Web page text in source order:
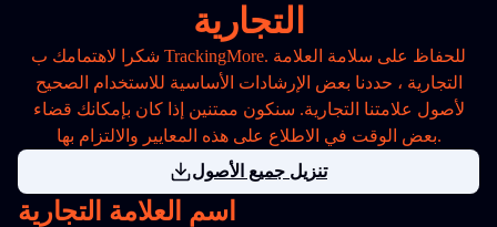
التجارية
شكرا لاهتمامك ب TrackingMore. للحفاظ على سلامة العلامة
التجارية ، حددنا بعض الإرشادات الأساسية للاستخدام الصحيح
لأصول علامتنا التجارية. سنكون ممتنين إذا كان بإمكانك قضاء
بعض الوقت في الاطلاع على هذه المعايير والالتزام بها.
تنزيل جميع الأصول
اسم العلامة التجارية